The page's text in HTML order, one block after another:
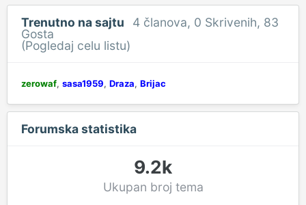
Trenutno na sajtu 4 članova, 0 Skrivenih, 83
Gosta
(Pogledaj celu listu)
zerowaf sasa1959 Draza Brijac
Forumska statistika
9.2k
Ukupan broj tema